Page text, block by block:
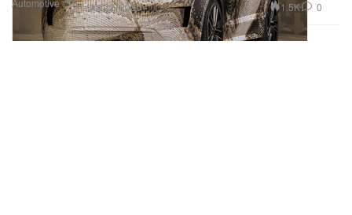
Automotive 汽车 Jul 22, 2026
1.5K 0